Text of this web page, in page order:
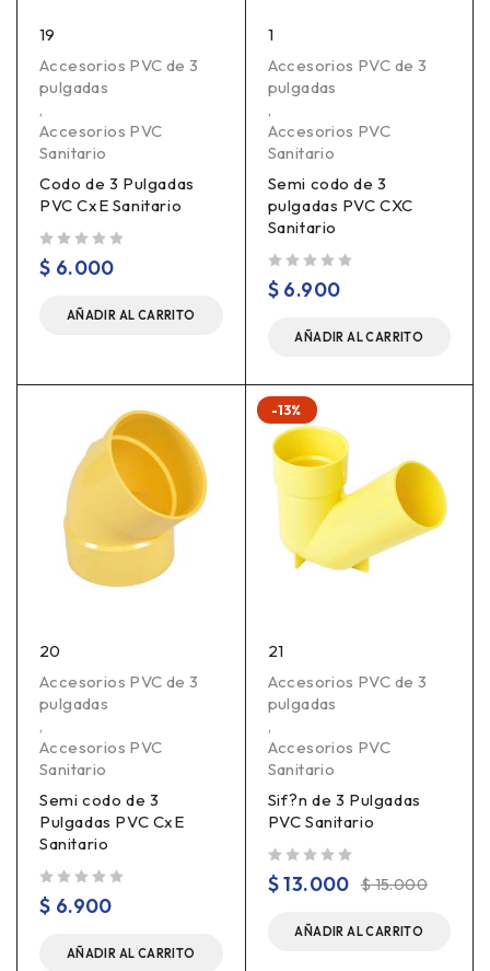
19
Accesorios PVC de 3
pulgadas
,
Accesorios PVC
Sanitario
Codo de 3 Pulgadas
PVC CxE Sanitario
$ 6.000
AÑADIR AL CARRITO
1
Accesorios PVC de 3
pulgadas
,
Accesorios PVC
Sanitario
Semi codo de 3
pulgadas PVC CXC
Sanitario
$6.900
AÑADIR AL CARRITO
20
Accesorios PVC de 3
pulgadas
Accesorios PVC
Sanitario
Semi codo de 3
Pulgadas PVC CxE
Sanitario
$ 6.900
AÑADIR AL CARRITO
-13%
21
Accesorios PVC de 3
pulgadas
Accesorios PVC
Sanitario
Sif?n de 3 Pulgadas
PVC Sanitario
$15.000
$13.000
AÑADIR AL CARRITO